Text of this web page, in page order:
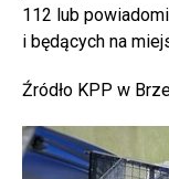
112 lub
i będących na
Źródło KPP w